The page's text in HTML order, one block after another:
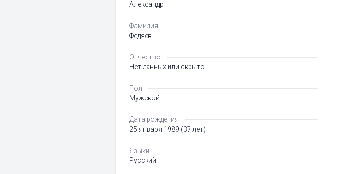
Александр
Фамилия
Федяев
Отчество
Нет данных или скрыто
Пол
Мужской
Дата рождения
25 января 1989 (37 лет)
Языки
Русский